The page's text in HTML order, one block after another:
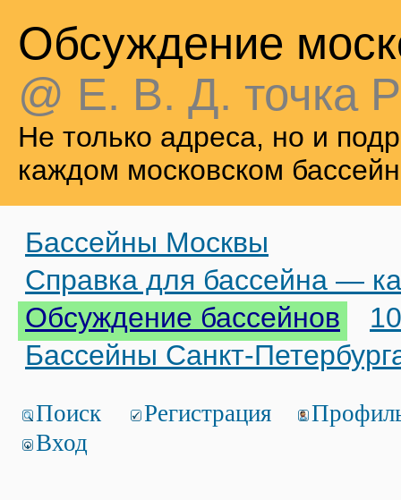
Обсуждение
@ Е. В. Д. точка
Не только адреса, но и
каждом московском
Бассейны Москвы
Справка для бассейна —
Обсуждение бассейнов
Бассейны Санкт-
Поиск Регистрация
Вход